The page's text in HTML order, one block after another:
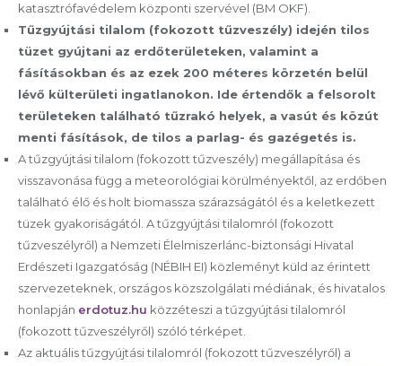
katasztrófavédelem központi szervével (BM OKF).
Tűzgyújtási tilalom (fokozott tűzveszély) idején tilos
tüzet gyújtani az erdőterületeken, valamint a
fásításokban és az ezek 200 méteres körzetén belül
lévő külterületi ingatlanokon. Ide értendők a felsorolt
területeken található tűzrakó helyek, a vasút és közút
menti fásítások, de tilos a parlag- és gazégetés is.
A tűzgyújtási tilalom (fokozott tűzveszély) megállapítása és
visszavonása függ a meteorológiai körülményektől, az erdőben
található élő és holt biomassza szárazságától és a keletkezett
tüzek gyakoriságától. A tűzgyújtási tilalomról (fokozott
tűzveszélyről) a Nemzeti Élelmiszerlánc-biztonsági Hivatal
Erdészeti Igazgatóság (NÉBIH EI) közleményt küld az érintett
szervezeteknek, országos közszolgálati médiának, és hivatalos
honlapján erdotuz.hu közzéteszi a tűzgyújtási tilalomról
(fokozott tűzveszélyről) szóló térképet.
Az aktuális tűzgyújtási tilalomról (fokozott tűzveszélyről) a